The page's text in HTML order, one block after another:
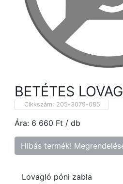
BETÉTES
Cikkszám: 205-3079-085
Ára: 6 660 Ft / db
Hibás termék!
Lovagló póni zabla